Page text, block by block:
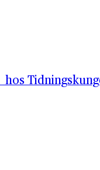
hos